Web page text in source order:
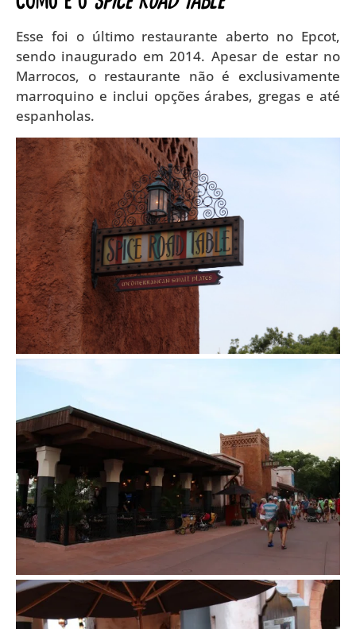
Esse foi o último restaurante aberto no Epcot,
sendo inaugurado em 2014. Apesar de estar no
Marrocos, o restaurante não é exclusivamente
marroquino e inclui opções árabes, gregas e até
espanholas.